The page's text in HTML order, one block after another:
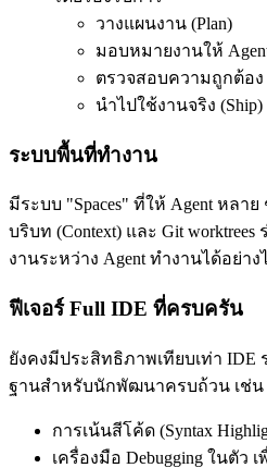
วางแผนงาน (Plan)
มอบหมายงานให้ Agent
ตรวจสอบความถูกต้อง
นำไปใช้งานจริง (Ship)
ระบบพื้นที่ทำงาน
มีระบบ "Spaces" ที่ให้ Agent หลา
บริบท (Context) และ Git
งานระหว่าง Agent ทำงานได้อย่าง
ฟีเจอร์ Full IDE ที่ครบครัน
ยังคงมีประสิทธิภาพเทียบเท่า IDE
ฐานสำหรับนักพัฒนาครบถ้วน เช่น
การเน้นสีโค้ด (Syntax
เครื่องมือ Debugging ในตัว